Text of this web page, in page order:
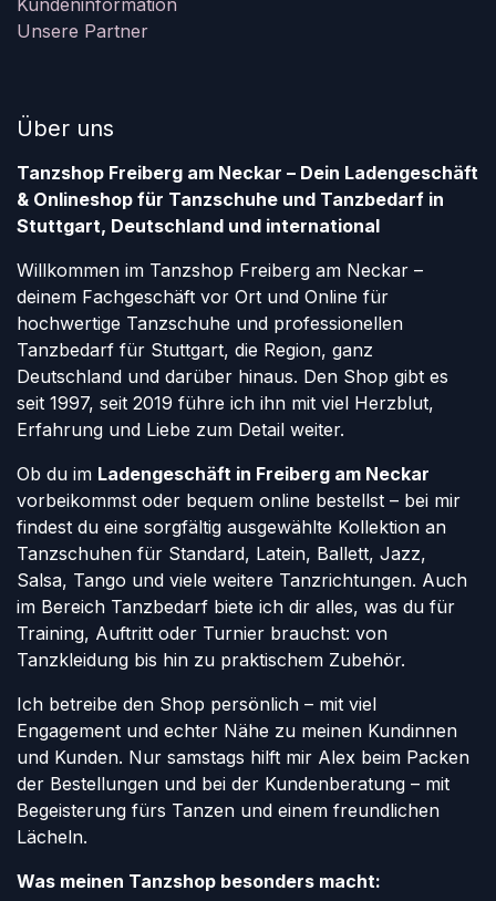
Kundeninformation
Unsere Partner
Über uns
Tanzshop Freiberg am Neckar – Dein Ladengeschäft
& Onlineshop für Tanzschuhe und Tanzbedarf in
Stuttgart, Deutschland und international
Willkommen im Tanzshop Freiberg am Neckar –
deinem Fachgeschäft vor Ort und Online für
hochwertige Tanzschuhe und professionellen
Tanzbedarf für Stuttgart, die Region, ganz
Deutschland und darüber hinaus. Den Shop gibt es
seit 1997, seit 2019 führe ich ihn mit viel Herzblut,
Erfahrung und Liebe zum Detail weiter.
Ob du im Ladengeschäft in Freiberg am Neckar
vorbeikommst oder bequem online bestellst – bei mir
findest du eine sorgfältig ausgewählte Kollektion an
Tanzschuhen für Standard, Latein, Ballett, Jazz,
Salsa, Tango und viele weitere Tanzrichtungen. Auch
im Bereich Tanzbedarf biete ich dir alles, was du für
Training, Auftritt oder Turnier brauchst: von
Tanzkleidung bis hin zu praktischem Zubehör.
Ich betreibe den Shop persönlich – mit viel
Engagement und echter Nähe zu meinen Kundinnen
und Kunden. Nur samstags hilft mir Alex beim Packen
der Bestellungen und bei der Kundenberatung – mit
Begeisterung fürs Tanzen und einem freundlichen
Lächeln.
Was meinen Tanzshop besonders macht: